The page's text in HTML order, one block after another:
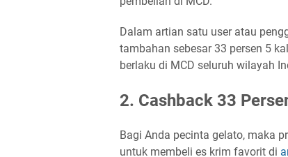
Dalam artian satu user atau
tambahan sebesar 33 persen 5
berlaku di MCD seluruh wilayah
2. Cashback 33
Bagi Anda pecinta gelato, maka
untuk membeli es krim favorit di